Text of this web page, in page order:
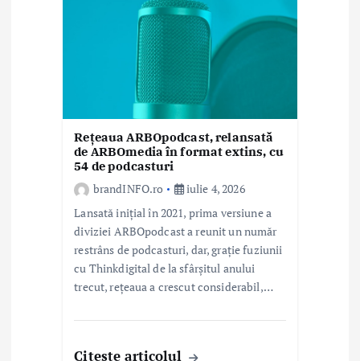
Rețeaua ARBOpodcast, relansată
de ARBOmedia în format extins, cu
54 de podcasturi
brandINFO.ro
iulie 4, 2026
Lansată inițial în 2021, prima versiune a
diviziei ARBOpodcast a reunit un număr
restrâns de podcasturi, dar, grație fuziunii
cu Thinkdigital de la sfârșitul anului
trecut, rețeaua a crescut considerabil,…
Citeste articolul